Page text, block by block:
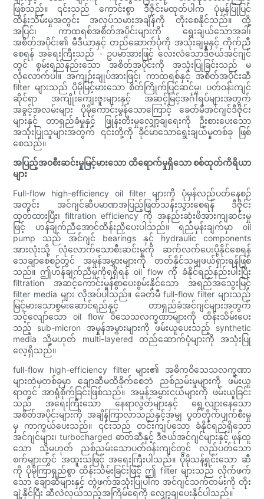
ဖြစ်သည်။ ၎င်းသည် ကောင်းစွာ ဒီဇိုင်းမထုတ်ပါက ပုံမှန်ပြုပြင်
ထိန်းသိမ်းမှုအတွင်း အလုပ်သမားအချိန်ကို တိုးစေနိုင်သည်။ ထို့
အပြင်၊ ကာထရစ်အစိတ်အပိုင်းများကို ရွေးချယ်သောအခါ၊
အစိတ်အပိုင်း၏ မီဒီယာနှင့် တည်ဆောက်ပုံကို အသုံးချမှုနှင့် ကိုက်ညီ
စေရန် အရေးကြီးသည် - ဥပမာအားဖြင့် လေးလံသောဒီဇယ်အင်ဂျင်
တွင် စွမ်းရည်နည်းသော အစိတ်အပိုင်းကို အသုံးပြုခြင်းသည် မ
လုံလောက်ပါ။ အကျဉ်းချုပ်အားဖြင့်၊ ကာထရစ်နှင့် အစိတ်အပိုင်းဆီ
filter များသည် ပိုမိုမြင့်မားသော စိတ်ကြိုက်ပြင်ဆင်မှု၊ ပတ်ဝန်းကျင်
ဆိုင်ရာ အကျိုးကျေးဇူးများနှင့် အဆင့်မြင့်အင်္ဂါရပ်များအတွက်
အခွင့်အလမ်းများ ပိုမိုကောင်းမွန်သောကြောင့် ခေတ်မီအင်ဂျင်ဒီဇိုင်း
များနှင့် တာရှည်ခံမှုနှင့် ဖြုန်းတီးမှုလျှော့ချရေးကို ဦးစားပေးသော
အသုံးပြုသူများအတွက် ၎င်းတို့ကို ခိုင်မာသောရွေးချယ်မှုတစ်ခု ဖြစ်
စေသည်။
အပြည့်အဝစီးဆင်းမှုမြင့်မားသော ထိရောက်မှုရှိသော စစ်ထုတ်ကိရိယာ
များ
Full-flow high-efficiency oil filter များကို ပုံမှန်လည်ပတ်နေစဉ်
အတွင်း အင်ဂျင်ဆီပမာဏအပြည့်ဖြတ်သန်းသွားစေရန် ဒီဇိုင်း
ထုတ်ထားပြီး၊ filtration efficiency ကို အနည်းဆုံးဖိအားကျဆင်းမှု
ဖြင့် ဟန်ချက်ညီအောင်ထိန်းညှိပေးပါသည်။ ရည်မှန်းချက်မှာ oil
pump သည် အင်ဂျင် bearings နှင့် hydraulic components
အားလုံးသို့ လုံလောက်သောစီးဆင်းမှုကို ဆက်လက်ပေးပို့နိုင်စေရန်
သေချာစေစဉ်တွင် အမှုန်အမွှားများကို တတ်နိုင်သမျှဖယ်ရှားရန်ဖြစ်
သည်။ ဤဟန်ချက်ညီမှုကိုရရှိရန် oil flow ကို ခံနိုင်ရည်နည်းပါးပြီး
filtration အဆင့်ကောင်းမွန်စွာပေးစွမ်းနိုင်သော အရည်အသွေးမြင့်
filter media များ လိုအပ်ပါသည်။ ခေတ်မီ full-flow filter များသည်
မြင့်မားသောစွမ်းဆောင်ရည်နှင့် တာရှည်ခံအင်ဂျင်များအတွက်
သင့်လျော်သော oil flow ဝိသေသလက္ခဏာများကို ထိန်းသိမ်းပေး
သည့် sub-micron အမှုန်အမွှားများကို ဖမ်းယူပေးသည့် synthetic
media သို့မဟုတ် multi-layered တည်ဆောက်ပုံများကို အသုံးပြု
လေ့ရှိသည်။
full-flow high-efficiency filter များ၏ အဓိကဝိသေသလက္ခဏာ
များထဲမှတစ်ခုမှာ ချောဆီမထိခိုက်စေဘဲ ညစ်ညမ်းမှုများကို ဖမ်းယူ
ရာတွင် အာရုံစိုက်ခြင်းဖြစ်သည်။ အမှုန်အမွှားငယ်များကို ဖမ်းယူခြင်း
သည် အရေးကြီးသော နေရာလွတ်များနှင့် ရွေ့လျားနေသော
အစိတ်အပိုင်းများကို အချိန်ကြာလာသည်နှင့်အမျှ ပွတ်တိုက်ပျက်စီးမှု
မှ ကာကွယ်ပေးသည်။ ၎င်းသည် တင်းကျပ်သော ခံနိုင်ရည်ရှိသော
အင်ဂျင်များ၊ turbocharged ဓာတ်ဆီနှင့် ဒီဇယ်အင်ဂျင်များနှင့် ဖုန်ထူ
သော သို့မဟုတ် ညစ်ညမ်းသောပတ်ဝန်းကျင်တွင် လည်ပတ်သော
စက်များတွင် အထူးသဖြင့် အရေးကြီးပါသည်။ ပိုမိုသန့်ရှင်းသော ဆီ
ကို ပိုမိုကြာရှည်စွာ ထိန်းသိမ်းခြင်းဖြင့် ဤ filter များသည် လိုက်ဖက်
သော ချောဆီများနှင့် တွဲဖက်အသုံးပြုပါက အင်ဂျင်သက်တမ်းကို တိုး
ချဲ့နိုင်ပြီး ဆီလဲလှယ်သည့်အကြိမ်ရေကို လျှော့ချပေးနိုင်ပါသည်။